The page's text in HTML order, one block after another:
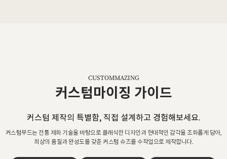
CUSTOMMAZING
커스텀마이징 가이드
커스텀 제작의 특별함, 직접 설계하고 경험해보세요.
커스텀무드는 전통 제화 기술을 바탕으로 클래식한 디자인과 현대적인 감각을 조화롭게 담아,
최상의 품질과 완성도를 갖춘 커스텀 슈즈를 수작업으로 제작합니다.